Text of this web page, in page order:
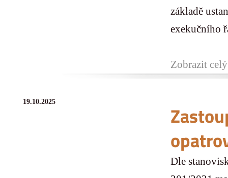
základě
exekučního
Zobrazit
19.10.2025
Dle